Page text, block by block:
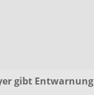
gibt Entwarnung